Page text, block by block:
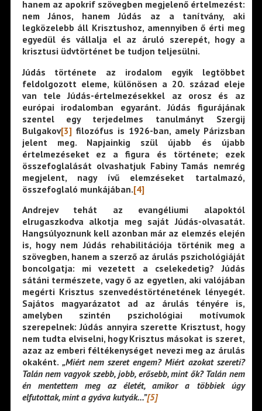
hanem az apokrif szövegben megjelenő értelmezést:
nem János, hanem Júdás az a tanítvány, aki
legközelebb áll Krisztushoz, amennyiben ő érti meg
egyedül és vállalja el az áruló szerepét, hogy a
krisztusi üdvtörténet be tudjon teljesülni.
Júdás története az irodalom egyik legtöbbet
feldolgozott eleme, különösen a 20. század eleje
van tele Júdás-értelmezésekkel az orosz és az
európai irodalomban egyaránt. Júdás figurájának
szentel egy terjedelmes tanulmányt Szergij
Bulgakov[3] filozófus is 1926-ban, amely Párizsban
jelent meg. Napjainkig szül újabb és újabb
értelmezéseket ez a figura és története; ezek
összefoglalását olvashatjuk Fabiny Tamás nemrég
megjelent, nagy ívű elemzéseket tartalmazó,
összefoglaló munkájában.[4]
Andrejev tehát az evangéliumi alapoktól
elrugaszkodva alkotja meg saját Júdás-olvasatát.
Hangsúlyoznunk kell azonban már az elemzés elején
is, hogy nem Júdás rehabilitációja történik meg a
szövegben, hanem a szerző az árulás pszichológiáját
boncolgatja: mi vezetett a cselekedetig? Júdás
sátáni természete, vagy ő az egyetlen, aki valójában
megérti Krisztus szenvedéstörténetének lényegét.
Sajátos magyarázatot ad az árulás tényére is,
amelyben szintén pszichológiai motívumok
szerepelnek: Júdás annyira szerette Krisztust, hogy
nem tudta elviselni, hogy Krisztus másokat is szeret,
azaz az emberi féltékenységet nevezi meg az árulás
okaként. „Miért nem szeret engem? Miért azokat szereti?
Talán nem vagyok szebb, jobb, erősebb, mint ők? Talán nem
én mentettem meg az életét, amikor a többiek úgy
elfutottak, mint a gyáva kutyák…”[5]